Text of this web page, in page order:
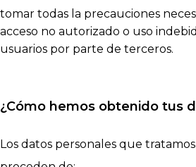
tomar todas la precauciones
acceso no autorizado o uso
usuarios por parte de terceros.
¿Cómo hemos obtenido tus
Los datos personales que